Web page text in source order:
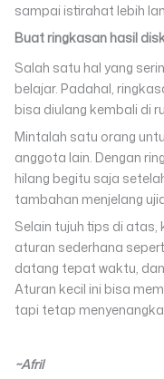
sampai istirahat lebih
Buat ringkasan hasil
Salah satu hal yang
belajar. Padahal,
bisa diulang kembali di
Mintalah satu orang
anggota lain. Dengan
hilang begitu saja
tambahan menjelang
Selain tujuh tips di
aturan sederhana
datang tepat waktu,
Aturan kecil ini bisa
tapi tetap
~Afril